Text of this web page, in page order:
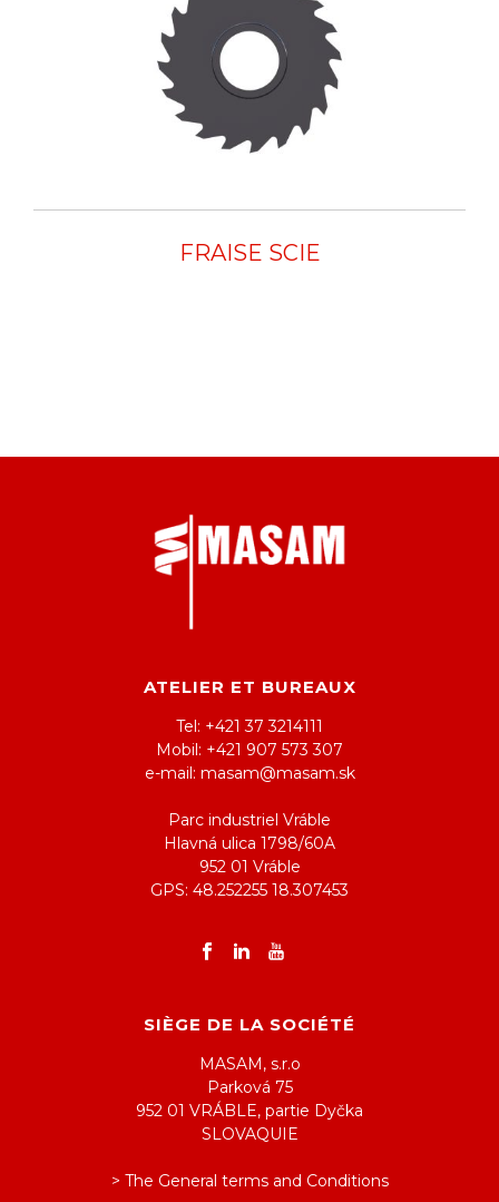
FRAISE SCIE
ATELIER ET BUREAUX
Tel: +421 37 3214111
Mobil: +421 907 573 307
e-mail: masam@masam.sk
Parc industriel Vráble
Hlavná ulica 1798/60A
952 01 Vráble
GPS: 48.252255 18.307453
SIÈGE DE LA SOCIÉTÉ
MASAM, s.r.o
Parková 75
952 01 VRÁBLE, partie Dyčka
SLOVAQUIE
> The General terms and Conditions